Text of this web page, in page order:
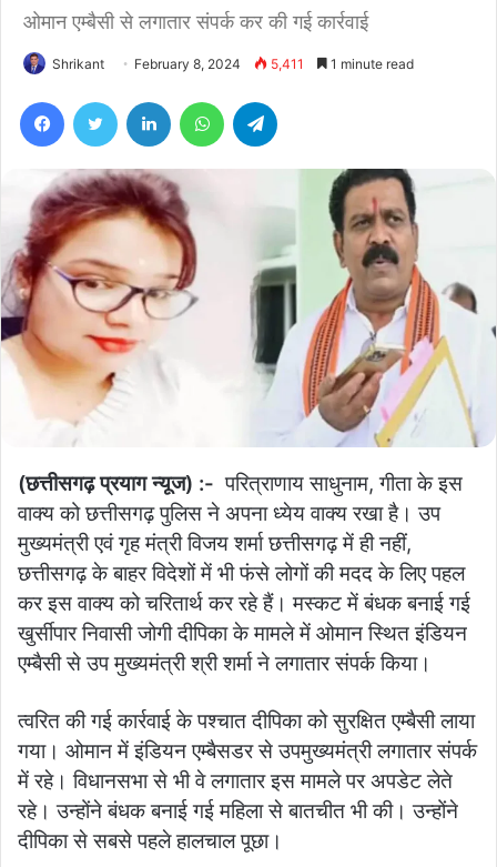
ओमान एम्बैसी से लगातार संपर्क कर की गई कार्रवाई
Shrikant February 8, 2024 5,411 1 minute read
(छत्तीसगढ़ प्रयाग न्यूज) :- परित्राणाय साधुनाम, गीता के इस
वाक्य को छत्तीसगढ़ पुलिस ने अपना ध्येय वाक्य रखा है। उप
मुख्यमंत्री एवं गृह मंत्री विजय शर्मा छत्तीसगढ़ में ही नहीं,
छत्तीसगढ़ के बाहर विदेशों में भी फंसे लोगों की मदद के लिए पहल
कर इस वाक्य को चरितार्थ कर रहे हैं। मस्कट में बंधक बनाई गई
खुर्सीपार निवासी जोगी दीपिका के मामले में ओमान स्थित इंडियन
एम्बैसी से उप मुख्यमंत्री श्री शर्मा ने लगातार संपर्क किया।
त्वरित की गई कार्रवाई के पश्चात दीपिका को सुरक्षित एम्बैसी लाया
गया। ओमान में इंडियन एम्बैसडर से उपमुख्यमंत्री लगातार संपर्क
में रहे। विधानसभा से भी वे लगातार इस मामले पर अपडेट लेते
रहे। उन्होंने बंधक बनाई गई महिला से बातचीत भी की। उन्होंने
दीपिका से सबसे पहले हालचाल पूछा।